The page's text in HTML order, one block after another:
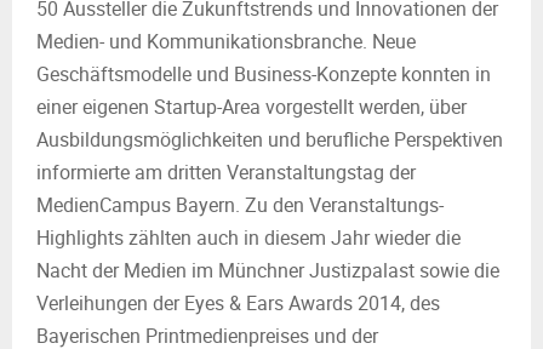
50 Aussteller die Zukunftstrends und Innovationen der
Medien- und Kommunikationsbranche. Neue
Geschäftsmodelle und Business-Konzepte konnten in
einer eigenen Startup-Area vorgestellt werden, über
Ausbildungs­möglichkeiten und berufliche Perspektiven
informierte am dritten Veranstaltungstag der
MedienCampus Bayern. Zu den Veranstaltungs-
Highlights zählten auch in diesem Jahr wieder die
Nacht der Medien im Münchner Justizpalast sowie die
Verleihungen der Eyes & Ears Awards 2014, des
Bayerischen Printmedienpreises und der